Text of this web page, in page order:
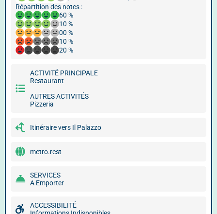
Répartition des notes :
60 %
10 %
00 %
10 %
20 %
ACTIVITÉ PRINCIPALE
Restaurant
AUTRES ACTIVITÉS
Pizzeria
Itinéraire vers Il Palazzo
metro.rest
SERVICES
A Emporter
ACCESSIBILITÉ